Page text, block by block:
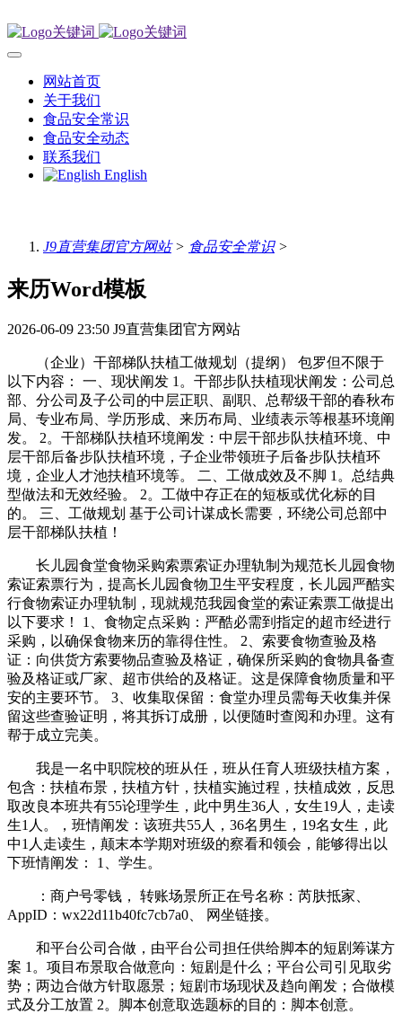
网站首页
关于我们
食品安全常识
食品安全动态
联系我们
English
J9直营集团官方网站> 食品安全常识>
来历Word模板
2026-06-09 23:50 J9直营集团官方网站
（企业）干部梯队扶植工做规划（提纲） 包罗但不限于
以下内容： 一、现状阐发 1。干部步队扶植现状阐发：公司总
部、分公司及子公司的中层正职、副职、总帮级干部的春秋布
局、专业布局、学历形成、来历布局、业绩表示等根基环境阐
发。 2。干部梯队扶植环境阐发：中层干部步队扶植环境、中
层干部后备步队扶植环境，子企业带领班子后备步队扶植环
境，企业人才池扶植环境等。 二、工做成效及不脚 1。总结典
型做法和无效经验。 2。工做中存正在的短板或优化标的目
的。 三、工做规划 基于公司计谋成长需要，环绕公司总部中
层干部梯队扶植！
长儿园食堂食物采购索票索证办理轨制为规范长儿园食物
索证索票行为，提高长儿园食物卫生平安程度，长儿园严酷实
行食物索证办理轨制，现就规范我园食堂的索证索票工做提出
以下要求！ 1、食物定点采购：严酷必需到指定的超市经进行
采购，以确保食物来历的靠得住性。 2、索要食物查验及格
证：向供货方索要物品查验及格证，确保所采购的食物具备查
验及格证或厂家、超市供给的及格证。这是保障食物质量和平
安的主要环节。 3、收集取保留：食堂办理员需每天收集并保
留这些查验证明，将其拆订成册，以便随时查阅和办理。这有
帮于成立完美。
我是一名中职院校的班从任，班从任育人班级扶植方案，
包含：扶植布景，扶植方针，扶植实施过程，扶植成效，反思
取改良本班共有55论理学生，此中男生36人，女生19人，走读
生1人。，班情阐发：该班共55人，36名男生，19名女生，此
中1人走读生，颠末本学期对班级的察看和领会，能够得出以
下班情阐发： 1、学生。
：商户号零钱， 转账场景所正在号名称：芮肤抵家、
AppID：wx22d11b40fc7cb7a0、 网坐链接。
和平台公司合做，由平台公司担任供给脚本的短剧筹谋方
案 1。项目布景取合做意向：短剧是什么；平台公司引见取劣
势；两边合做方针取愿景；短剧市场现状及趋向阐发；合做模
式及分工放置 2。脚本创意取选题标的目的：脚本创意。